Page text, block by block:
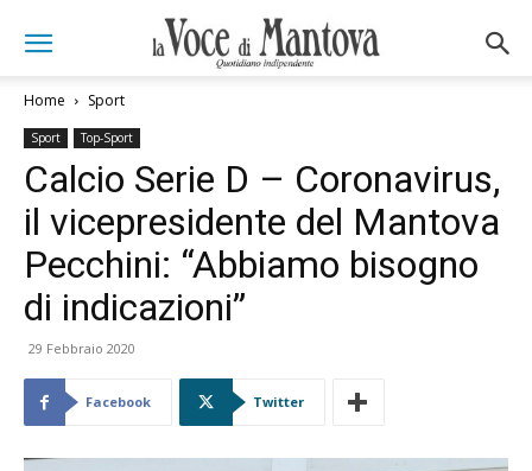
Home Sport
Sport Top-Sport
Calcio Serie D – Coronavirus,
il vicepresidente del Mantova
Pecchini: “Abbiamo bisogno
di indicazioni”
29 Febbraio 2020
Facebook Twitter